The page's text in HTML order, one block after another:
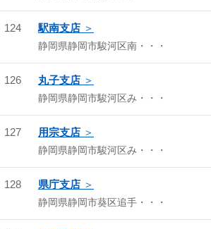
124 駅南支店
静岡県静岡市駿河区南・・・
126 丸子支店
静岡県静岡市駿河区み・・・
127 用宗支店
静岡県静岡市駿河区み・・・
128 県庁支店
静岡県静岡市葵区追手・・・